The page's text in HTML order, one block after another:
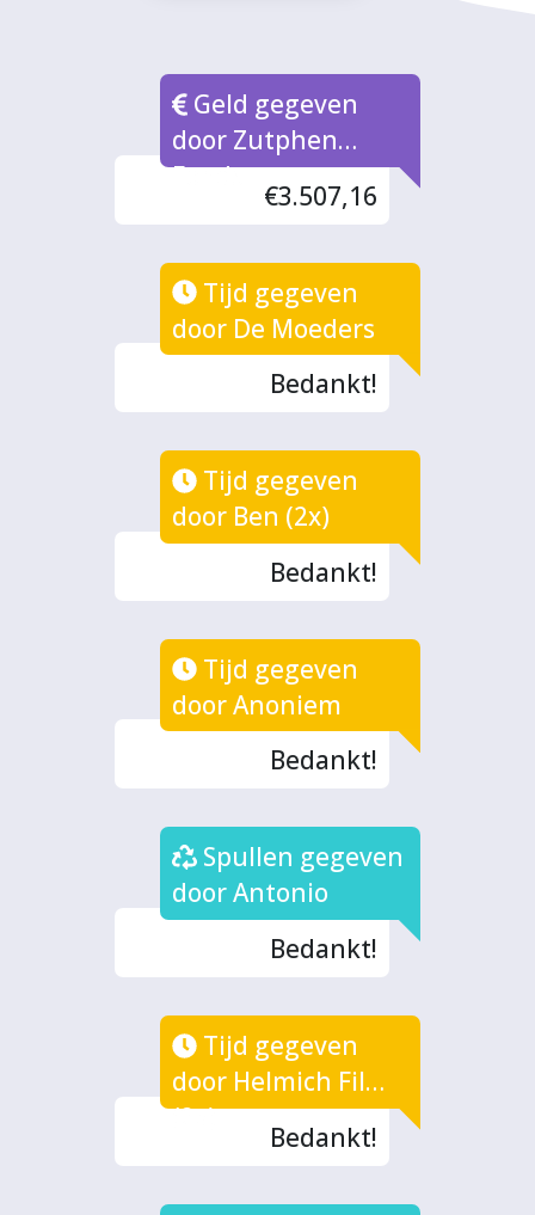
Geld gegeven
door Zutphen
Fonds
€3.507,16
Tijd gegeven
door De Moeders
Bedankt!
Tijd gegeven
door Ben (2x)
Bedankt!
Tijd gegeven
door Anoniem
Bedankt!
Spullen gegeven
door Antonio
Bedankt!
Tijd gegeven
door Helmich Films
(2x)
Bedankt!